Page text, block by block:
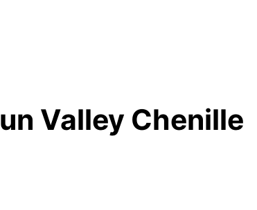
Valley Chenille